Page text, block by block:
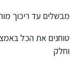
מבשלים עד ריכוך
טוחנים את הכל
וחלק